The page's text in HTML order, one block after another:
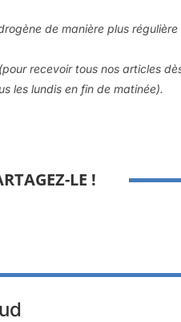
de manière plus
recevoir tous nos articles
les lundis en fin de matinée).
LE !